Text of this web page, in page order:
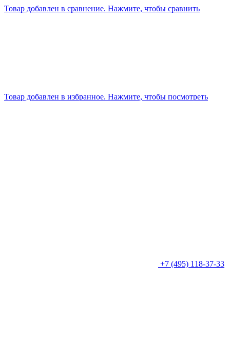
Товар добавлен в сравнение. Нажмите, чтобы сравнить
Товар добавлен в избранное. Нажмите, чтобы посмотреть
+7 (495) 118-37-33